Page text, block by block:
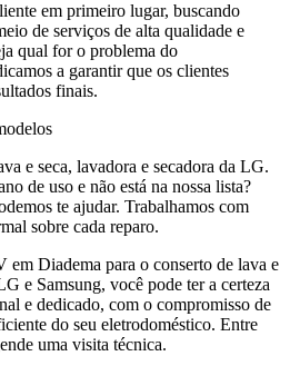
em primeiro lugar, buscando
de serviços de alta qualidade e
qual for o problema do
a garantir que os clientes
finais.
e seca, lavadora e secadora da LG.
de uso e não está na nossa lista?
te ajudar. Trabalhamos com
sobre cada reparo.
em Diadema para o conserto de lava e
e Samsung, você pode ter a certeza
e dedicado, com o compromisso de
do seu eletrodoméstico. Entre
uma visita técnica.